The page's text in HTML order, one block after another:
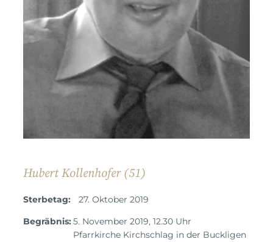
Hubert Kollenhofer (51)
Sterbetag:
27. Oktober 2019
Begräbnis: 5. November 2019, 12.30 Uhr
Pfarrkirche Kirchschlag in der Buckligen